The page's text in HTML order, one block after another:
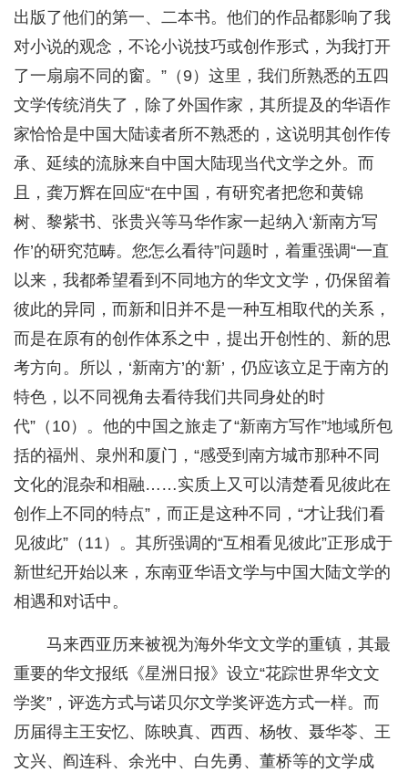
出版了他们的第一、二本书。他们的作品都影响了我
对小说的观念，不论小说技巧或创作形式，为我打开
了一扇扇不同的窗。”（9）这里，我们所熟悉的五四
文学传统消失了，除了外国作家，其所提及的华语作
家恰恰是中国大陆读者所不熟悉的，这说明其创作传
承、延续的流脉来自中国大陆现当代文学之外。而
且，龚万辉在回应“在中国，有研究者把您和黄锦
树、黎紫书、张贵兴等马华作家一起纳入‘新南方写
作’的研究范畴。您怎么看待”问题时，着重强调“一直
以来，我都希望看到不同地方的华文文学，仍保留着
彼此的异同，而新和旧并不是一种互相取代的关系，
而是在原有的创作体系之中，提出开创性的、新的思
考方向。所以，‘新南方’的‘新’，仍应该立足于南方的
特色，以不同视角去看待我们共同身处的时
代”（10）。他的中国之旅走了“新南方写作”地域所包
括的福州、泉州和厦门，“感受到南方城市那种不同
文化的混杂和相融……实质上又可以清楚看见彼此在
创作上不同的特点”，而正是这种不同，“才让我们看
见彼此”（11）。其所强调的“互相看见彼此”正形成于
新世纪开始以来，东南亚华语文学与中国大陆文学的
相遇和对话中。
马来西亚历来被视为海外华文文学的重镇，其最
重要的华文报纸《星洲日报》设立“花踪世界华文文
学奖”，评选方式与诺贝尔文学奖评选方式一样。而
历届得主王安忆、陈映真、西西、杨牧、聂华苓、王
文兴、阎连科、余光中、白先勇、董桥等的文学成